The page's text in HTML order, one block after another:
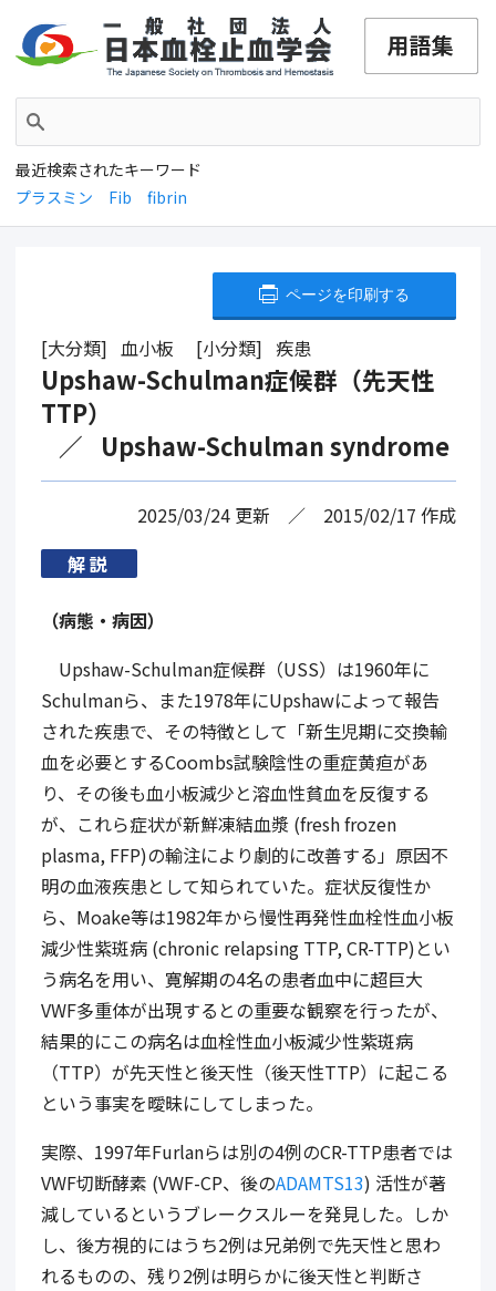
最近検索されたキーワード
プラスミン
Fib fibrin
大分類 血小板 小分類 疾患
Upshaw-Schulman症候群（先天性
TTP）
Upshaw-Schulman syndrome
ページを印刷する
2025/03/24 更新 2015/02/17 作成
解説
（病態・病因）
Upshaw-Schulman症候群（USS）は1960年に
Schulmanら、また1978年にUpshawによって報告
された疾患で、その特徴として「新生児期に交換輸
血を必要とするCoombs試験陰性の重症黄疸があ
り、その後も血小板減少と溶血性貧血を反復する
が、これら症状が新鮮凍結血漿 (fresh frozen
plasma, FFP)の輸注により劇的に改善する」原因不
明の血液疾患として知られていた。症状反復性か
ら、Moake等は1982年から慢性再発性血栓性血小板
減少性紫斑病 (chronic relapsing TTP, CR-TTP)とい
う病名を用い、寛解期の4名の患者血中に超巨大
VWF多重体が出現するとの重要な観察を行ったが、
結果的にこの病名は血栓性血小板減少性紫斑病
（TTP）が先天性と後天性（後天性TTP）に起こる
という事実を曖昧にしてしまった。
実際、1997年Furlanらは別の4例のCR-TTP患者では
VWF切断酵素 (VWF-CP、後のADAMTS13) 活性が著
減しているというブレークスルーを発見した。しか
し、後方視的にはうち2例は兄弟例で先天性と思わ
れるものの、残り2例は明らかに後天性と判断さ